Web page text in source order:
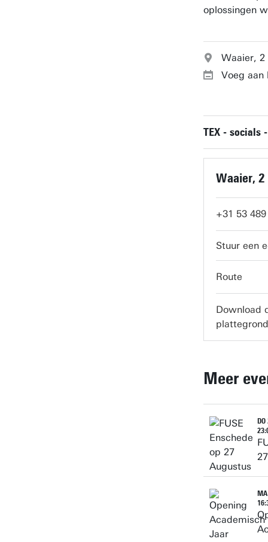
oplossingen
Waaier, 2
Voeg aan
TEX - socials
Waaier, 2
+31 53
Route
Download
plattegrond
Meer